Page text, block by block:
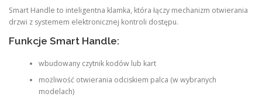
Smart Handle to inteligentna klamka, która łączy mechanizm otwierania
drzwi z systemem elektronicznej kontroli dostępu.
Funkcje Smart Handle:
wbudowany czytnik kodów lub kart
możliwość otwierania odciskiem palca (w wybranych
modelach)